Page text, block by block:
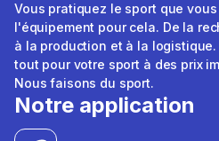
Vous pratiquez le sport que
l'équipement pour cela. De la
à la production et à la
tout pour votre sport à des prix
Nous faisons du sport.
Notre application